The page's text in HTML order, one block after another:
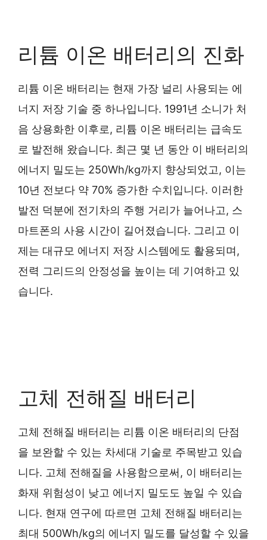
리튬 이온 배터리의 진화
리튬 이온 배터리는 현재 가장 널리 사용되는 에
너지 저장 기술 중 하나입니다. 1991년 소니가 처
음 상용화한 이후로, 리튬 이온 배터리는 급속도
로 발전해 왔습니다. 최근 몇 년 동안 이 배터리의
에너지 밀도는 250Wh/kg까지 향상되었고, 이는
10년 전보다 약 70% 증가한 수치입니다. 이러한
발전 덕분에 전기차의 주행 거리가 늘어나고, 스
마트폰의 사용 시간이 길어졌습니다. 그리고 이
제는 대규모 에너지 저장 시스템에도 활용되며,
전력 그리드의 안정성을 높이는 데 기여하고 있
습니다.
고체 전해질 배터리
고체 전해질 배터리는 리튬 이온 배터리의 단점
을 보완할 수 있는 차세대 기술로 주목받고 있습
니다. 고체 전해질을 사용함으로써, 이 배터리는
화재 위험성이 낮고 에너지 밀도도 높일 수 있습
니다. 현재 연구에 따르면 고체 전해질 배터리는
최대 500Wh/kg의 에너지 밀도를 달성할 수 있을